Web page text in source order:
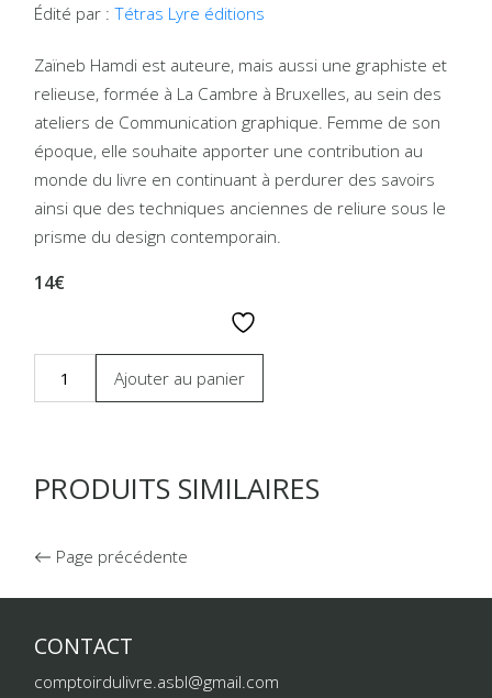
Édité par :Tétras Lyre éditions
Zaïneb Hamdi est auteure, mais aussi une graphiste et
relieuse, formée à La Cambre à Bruxelles, au sein des
ateliers de Communication graphique. Femme de son
époque, elle souhaite apporter une contribution au
monde du livre en continuant à perdurer des savoirs
ainsi que des techniques anciennes de reliure sous le
prisme du design contemporain.
14€
Ajouter au panier
PRODUITS SIMILAIRES
Page précédente
CONTACT
comptoirdulivre.asbl@gmail.com